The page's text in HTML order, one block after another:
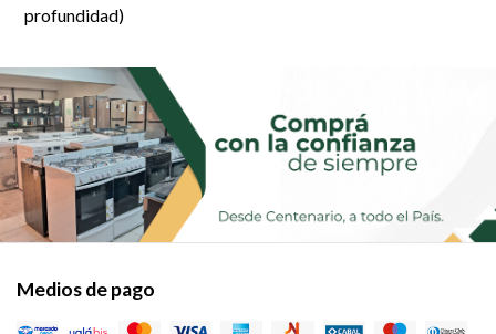
profundidad)
Medios de pago